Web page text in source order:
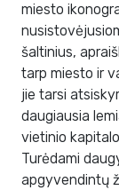
miesto
šaltinius,
tarp miesto ir
jie tarsi
daugiausia
vietinio
Turėdami
apgyvendintų